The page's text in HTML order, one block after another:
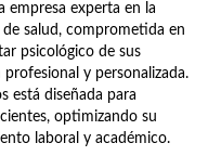
empresa experta en la
salud, comprometida en
psicológico de sus
y personalizada.
está diseñada para
optimizando su
laboral y académico.